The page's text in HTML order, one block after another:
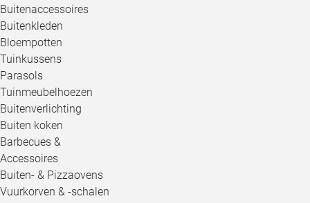
Buitenaccessoires
Buitenkleden
Bloempotten
Tuinkussens
Parasols
Tuinmeubelhoezen
Buitenverlichting
Buiten koken
Barbecues &
Accessoires
Buiten- & Pizzaovens
Vuurkorven & -schalen